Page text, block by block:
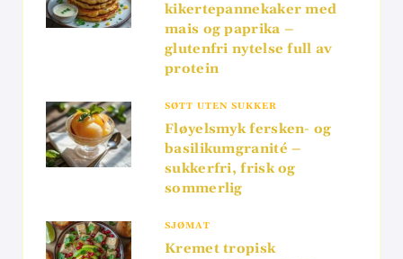
kikertepannekaker med
mais og paprika –
glutenfri nytelse full av
protein
SØTT UTEN SUKKER
Fløyelsmyk fersken- og
basilikumgranité –
sukkerfri, frisk og
sommerlig
SJØMAT
Kremet tropisk